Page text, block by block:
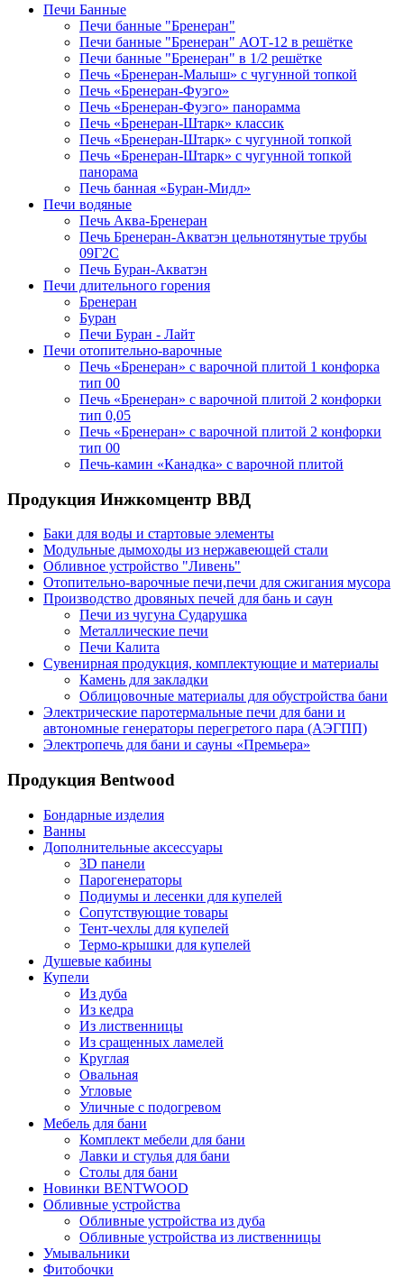
Печи Банные
Печи банные "Бренеран"
Печи банные "Бренеран" АОТ-12 в решётке
Печи банные "Бренеран" в 1/2 решётке
Печь «Бренеран-Малыш» с чугунной топкой
Печь «Бренеран-Фуэго»
Печь «Бренеран-Фуэго» панорамма
Печь «Бренеран-Штарк» классик
Печь «Бренеран-Штарк» с чугунной топкой
Печь «Бренеран-Штарк» с чугунной топкой
панорама
Печь банная «Буран-Мидл»
Печи водяные
Печь Аква-Бренеран
Печь Бренеран-Акватэн цельнотянутые трубы
09Г2С
Печь Буран-Акватэн
Печи длительного горения
Бренеран
Буран
Печи Буран - Лайт
Печи отопительно-варочные
Печь «Бренеран» с варочной плитой 1 конфорка
тип 00
Печь «Бренеран» с варочной плитой 2 конфорки
тип 0,05
Печь «Бренеран» с варочной плитой 2 конфорки
тип 00
Печь-камин «Канадка» с варочной плитой
Продукция Инжкомцентр ВВД
Баки для воды и стартовые элементы
Модульные дымоходы из нержавеющей стали
Обливное устройство "Ливень"
Отопительно-варочные печи,печи для сжигания мусора
Производство дровяных печей для бань и саун
Печи из чугуна Сударушка
Металлические печи
Печи Калита
Сувенирная продукция, комплектующие и материалы
Камень для закладки
Облицовочные материалы для обустройства бани
Электрические паротермальные печи для бани и
автономные генераторы перегретого пара (АЭГПП)
Электропечь для бани и сауны «Премьера»
Продукция Bentwood
Бондарные изделия
Ванны
Дополнительные аксессуары
3D панели
Парогенераторы
Подиумы и лесенки для купелей
Сопутствующие товары
Тент-чехлы для купелей
Термо-крышки для купелей
Душевые кабины
Купели
Из дуба
Из кедра
Из лиственницы
Из сращенных ламелей
Круглая
Овальная
Угловые
Уличные с подогревом
Мебель для бани
Комплект мебели для бани
Лавки и стулья для бани
Столы для бани
Новинки BENTWOOD
Обливные устройства
Обливные устройства из дуба
Обливные устройства из лиственницы
Умывальники
Фитобочки